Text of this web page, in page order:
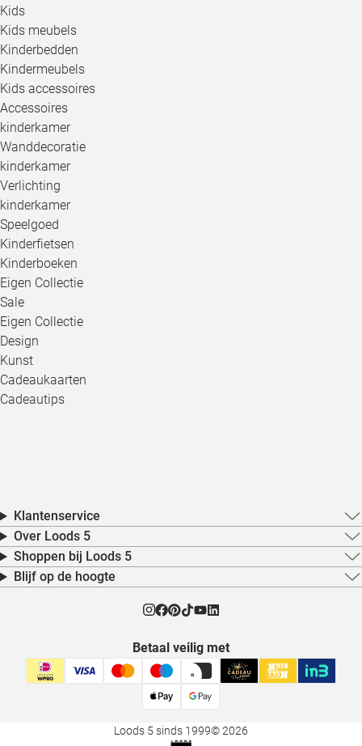
Kids
Kids meubels
Kinderbedden
Kindermeubels
Kids accessoires
Accessoires
kinderkamer
Wanddecoratie
kinderkamer
Verlichting
kinderkamer
Speelgoed
Kinderfietsen
Kinderboeken
Eigen Collectie
Sale
Eigen Collectie
Design
Kunst
Cadeaukaarten
Cadeautips
Klantenservice
Over Loods 5
Shoppen bij Loods 5
Blijf op de hoogte
Betaal veilig met
Loods 5 sinds 1999© 2026